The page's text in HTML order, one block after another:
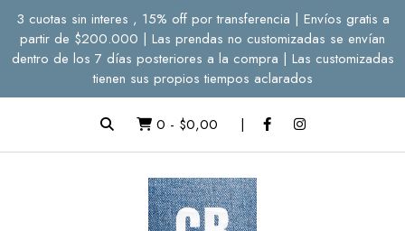
3 cuotas sin interes , 15% off por transferencia | Envíos gratis a
partir de $200.000 | Las prendas no customizadas se envían
dentro de los 7 días posteriores a la compra | Las customizadas
tienen sus propios tiempos aclarados
0 - $0,00